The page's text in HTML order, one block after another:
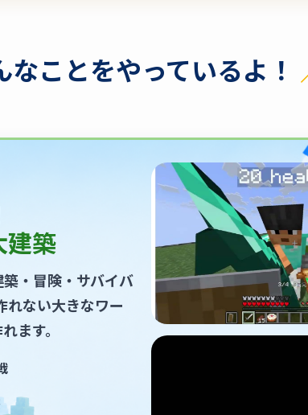
なことをやっているよ！
建築
・冒険・サバイバ
れない大きなワー
ます。